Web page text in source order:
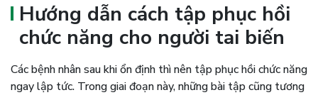
Hướng dẫn cách tập phục hồi
chức năng cho người tai biến
Các bệnh nhân sau khi ổn định thì nên tập phục hồi chức năng
ngay lập tức. Trong giai đoạn này, những bài tập cũng tương